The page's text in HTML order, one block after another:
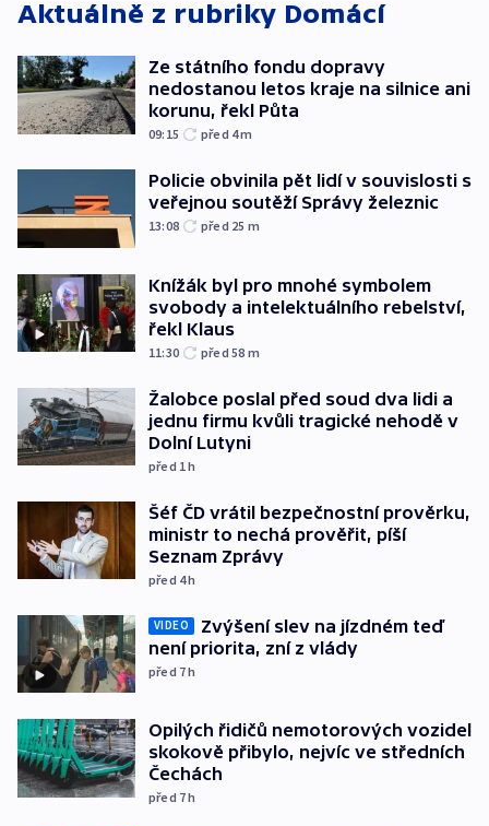
Aktuálně z rubriky Domácí
Ze státního fondu dopravy
nedostanou letos kraje na silnice ani
korunu, řekl Půta
09:15 před 4m
Policie obvinila pět lidí v souvislosti s
veřejnou soutěží Správy železnic
13:08 před 25 m
Knížák byl pro mnohé symbolem
svobody a intelektuálního rebelství,
řekl Klaus
11:30 před 58 m
Žalobce poslal před soud dva lidi a
jednu firmu kvůli tragické nehodě v
Dolní Lutyni
před 1h
Šéf ČD vrátil bezpečnostní prověrku,
ministr to nechá prověřit, píší
Seznam Zprávy
před 4h
VIDEO
Zvýšení slev na jízdném teď
není priorita, zní z vlády
před 7h
Opilých řidičů nemotorových vozidel
skokově přibylo, nejvíc ve středních
Čechách
před 7h